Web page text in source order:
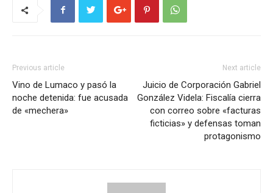
Previous article
Vino de Lumaco y pasó la
noche detenida: fue acusada
de «mechera»
Next article
Juicio de Corporación Gabriel
González Videla: Fiscalía cierra
con correo sobre «facturas
ficticias» y defensas toman
protagonismo